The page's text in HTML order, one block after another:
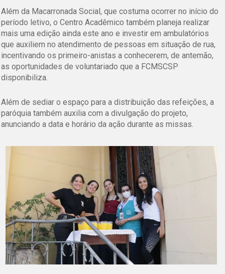
Além da Macarronada Social, que costuma ocorrer no início do
período letivo, o Centro Acadêmico também planeja realizar
mais uma edição ainda este ano e investir em ambulatórios
que auxiliem no atendimento de pessoas em situação de rua,
incentivando os primeiro-anistas a conhecerem, de antemão,
as oportunidades de voluntariado que a FCMSCSP
disponibiliza.
Além de sediar o espaço para a distribuição das refeições, a
paróquia também auxilia com a divulgação do projeto,
anunciando a data e horário da ação durante as missas.